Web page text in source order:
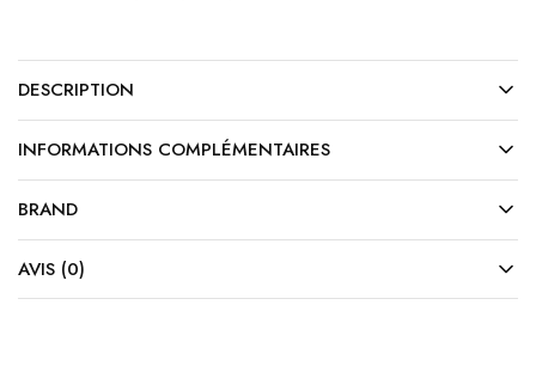
DESCRIPTION
INFORMATIONS COMPLÉMENTAIRES
BRAND
AVIS (0)